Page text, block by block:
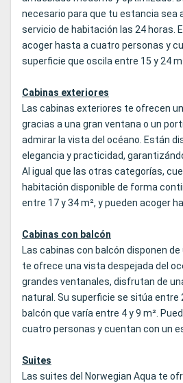
necesario para que tu estancia sea
servicio de habitación las 24 horas.
acoger hasta a cuatro personas y
superficie que oscila entre 15 y 24
Cabinas exteriores
Las cabinas exteriores te ofrecen
gracias a una gran ventana o un
admirar la vista del océano. Están
elegancia y practicidad,
Al igual que las otras categorías,
habitación disponible de forma
entre 17 y 34 m², y pueden acoger
Cabinas con balcón
Las cabinas con balcón disponen
te ofrece una vista despejada del
grandes ventanales, disfrutan de
natural. Su superficie se sitúa entre
balcón que varía entre 4 y 9 m².
cuatro personas y cuentan con un
Suites
Las suites del Norwegian Aqua te